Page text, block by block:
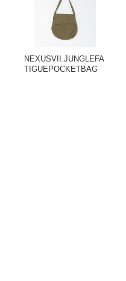
NEXUSVII.JUNGLEFA
TIGUEPOCKETBAG